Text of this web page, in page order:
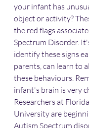
your infant has
object or activity?
the red flags
Spectrum Disorder.
identify these signs
parents, can learn to
these behaviours.
infant's brain is very
Researchers at
University are
Autism Spectrum